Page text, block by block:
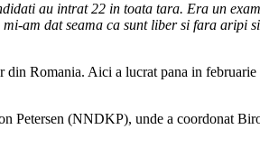
au intrat 22 in toata tara. Era un
am dat seama ca sunt liber si fara aripi
Romania. Aici a lucrat pana in
(NNDKP), unde a coordonat